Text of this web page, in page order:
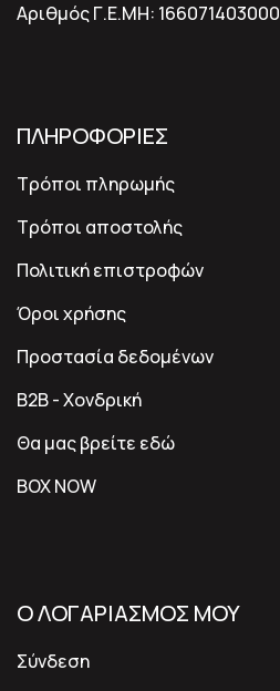
Αριθμός Γ.Ε.ΜΗ: 166071403000
ΠΛΗΡΟΦΟΡΙΕΣ
Τρόποι πληρωμής
Τρόποι αποστολής
Πολιτική επιστροφών
Όροι χρήσης
Προστασία δεδομένων
B2B - Χονδρική
Θα μας βρείτε εδώ
BOX NOW
Ο ΛΟΓΑΡΙΑΣΜΟΣ ΜΟΥ
Σύνδεση